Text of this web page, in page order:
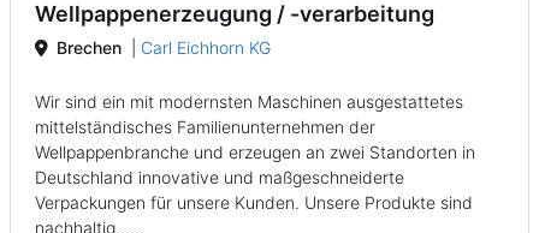
Wellpappenerzeugung / -verarbeitung
Brechen Carl Eichhorn KG
Wir sind ein mit modernsten Maschinen ausgestattetes
mittelständisches Familienunternehmen der
Wellpappenbranche und erzeugen an zwei Standorten in
Deutschland innovative und maßgeschneiderte
Verpackungen für unsere Kunden. Unsere Produkte sind
nachhaltig......